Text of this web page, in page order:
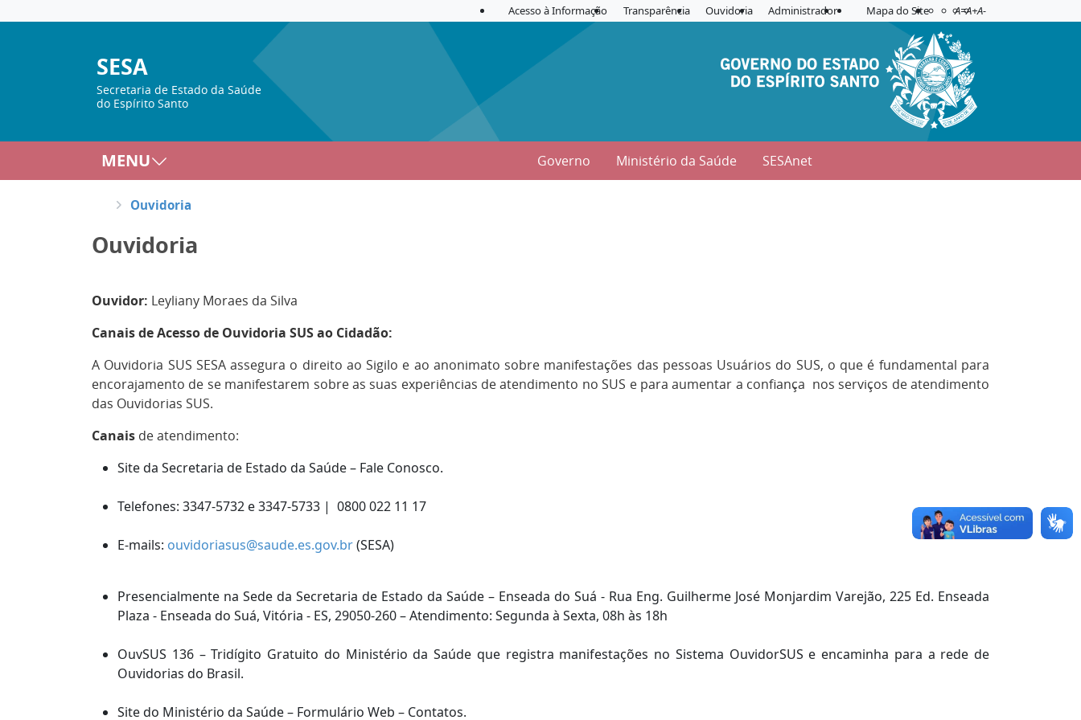
Acesso à Informação Transparência Ouvidoria Administrador Mapa do Site Acessibilidade
Aplicar contraste
A=A+A-
SESA
Secretaria de Estado da Saúde
do Espírito Santo
MENU Governo Ministério da Saúde SESAnet
Ouvidoria
Ouvidoria
Ouvidor: Leyliany Moraes da Silva
Canais de Acesso de Ouvidoria SUS ao Cidadão:
A Ouvidoria SUS SESA assegura o direito ao Sigilo e ao anonimato sobre manifestações das pessoas Usuários do SUS, o que é fundamental para
encorajamento de se manifestarem sobre as suas experiências de atendimento no SUS e para aumentar a confiança nos serviços de atendimento
das Ouvidorias SUS.
Canais de atendimento:
Site da Secretaria de Estado da Saúde – Fale Conosco.
Telefones: 3347-5732 e 3347-5733 | 0800 022 11 17
E-mails: ouvidoriasus@saude.es.gov.br(SESA)
Presencialmente na Sede da Secretaria de Estado da Saúde – Enseada do Suá - Rua Eng. Guilherme José Monjardim Varejão, 225 Ed. Enseada
Plaza - Enseada do Suá, Vitória - ES, 29050-260 – Atendimento: Segunda à Sexta, 08h às 18h
OuvSUS 136 – Tridígito Gratuito do Ministério da Saúde que registra manifestações no Sistema OuvidorSUS e encaminha para a rede de
Ouvidorias do Brasil.
Site do Ministério da Saúde – Formulário Web – Contatos.